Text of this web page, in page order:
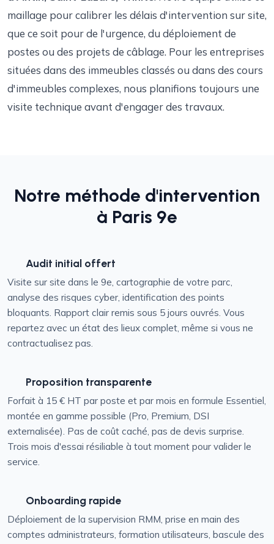
maillage pour calibrer les délais d'intervention sur site,
que ce soit pour de l'urgence, du déploiement de
postes ou des projets de câblage. Pour les entreprises
situées dans des immeubles classés ou dans des cours
d'immeubles complexes, nous planifions toujours une
visite technique avant d'engager des travaux.
Notre méthode d'intervention
à Paris 9e
Audit initial offert
Visite sur site dans le 9e, cartographie de votre parc,
analyse des risques cyber, identification des points
bloquants. Rapport clair remis sous 5 jours ouvrés. Vous
repartez avec un état des lieux complet, même si vous ne
contractualisez pas.
Proposition transparente
Forfait à 15 € HT par poste et par mois en formule Essentiel,
montée en gamme possible (Pro, Premium, DSI
externalisée). Pas de coût caché, pas de devis surprise.
Trois mois d'essai résiliable à tout moment pour valider le
service.
Onboarding rapide
Déploiement de la supervision RMM, prise en main des
comptes administrateurs, formation utilisateurs, bascule des